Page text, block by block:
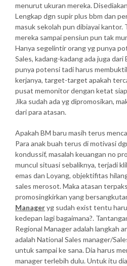
menurut ukuran mereka.
Lengkap dgn supir plus bbm dan
masuk sekolah pun dibiayai kantor.
mereka sampai pensiun pun tak
Hanya segelintir orang yg punya
Sales, kadang-kadang ada juga dari
punya potensi tadi harus
kerjanya, target-target apakah
pusat memonitor dengan ketat
Jika sudah ada yg dipromosikan,
dari para atasan.
Apakah BM baru masih terus
Para anak buah terus di motivasi
kondussif, masalah keuangan no
muncul situasi sebaliknya, terjadi
emas dan Loyang, objektifitas
sales merosot. Maka atasan
promosingkirkan yang
Manageryg sudah exist tentu
kedepan lagi bagaimana?.
Regional Manager adalah langkah
adalah National Sales manager/
untuk sampai ke sana. Dia harus
manager terlebih dulu. Untuk itu